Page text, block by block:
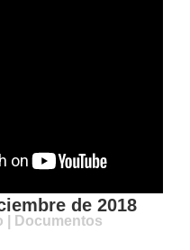
de 2018
| Documentos